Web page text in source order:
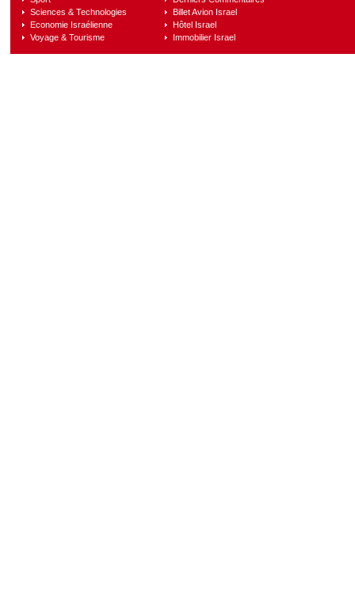
Sciences & Technologies
Economie Israélienne
Voyage & Tourisme
Billet Avion Israel
Hôtel Israel
Immobilier Israel